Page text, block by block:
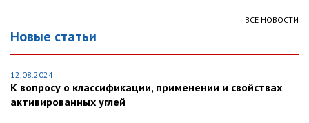
ВСЕ НОВОСТИ
Новые статьи
12.08.2024
К вопросу о классификации, применении и свойствах
активированных углей